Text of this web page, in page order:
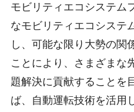
モビリティエコシステム
なモビリティエコシステ
し、可能な限り大勢の関
ことにより、さまざまな
題解決に貢献することを
ば、自動運転技術を活用